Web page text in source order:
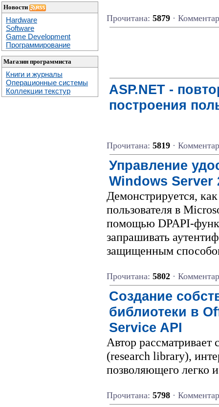
Новости
Hardware
Software
Game Development
Программирование
Магазин программиста
Книги и журналы
Операционные системы
Коллекции текстур
Прочитана: 5879 ·
ASP.NET -
построения
Прочитана: 5819 ·
Управление
Windows Server
Демонстрируется,
пользователя в
помощью DPAPI-
запрашивать
защищенным
Прочитана: 5802 ·
Создание
библиотеки в
Service API
Автор рассматривает
(research library),
позволяющего легко
Прочитана: 5798 ·